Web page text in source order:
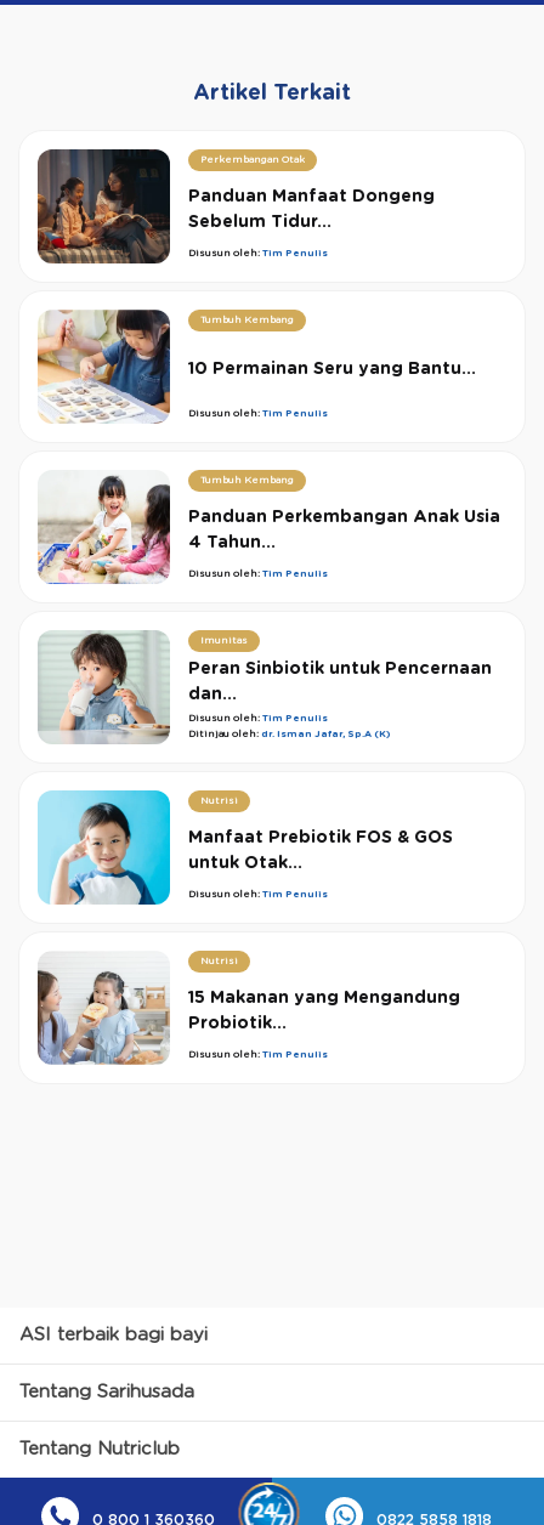
Artikel Terkait
Perkembangan Otak
Panduan Manfaat Dongeng
Sebelum Tidur...
Disusun oleh: Tim Penulis
Tumbuh Kembang
10 Permainan Seru yang Bantu...
Disusun oleh: Tim Penulis
Tumbuh Kembang
Panduan Perkembangan Anak Usia
4 Tahun...
Disusun oleh: Tim Penulis
Imunitas
Peran Sinbiotik untuk Pencernaan
dan...
Disusun oleh: Tim Penulis
Ditinjau oleh: dr. Isman Jafar, Sp.A (K)
Nutrisi
Manfaat Prebiotik FOS & GOS
untuk Otak...
Disusun oleh: Tim Penulis
Nutrisi
15 Makanan yang Mengandung
Probiotik...
Disusun oleh: Tim Penulis
ASI terbaik bagi bayi
Tentang Sarihusada
Tentang Nutriclub
0 800 1 360360 0822 5858 1818